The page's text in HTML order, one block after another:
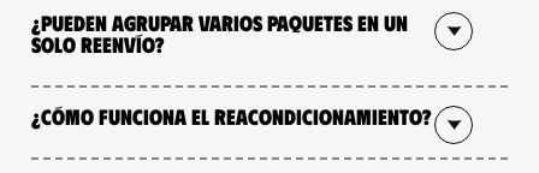
¿Pueden agrupar varios paquetes en un
solo reenvío?
¿Cómo funciona el reacondicionamiento?